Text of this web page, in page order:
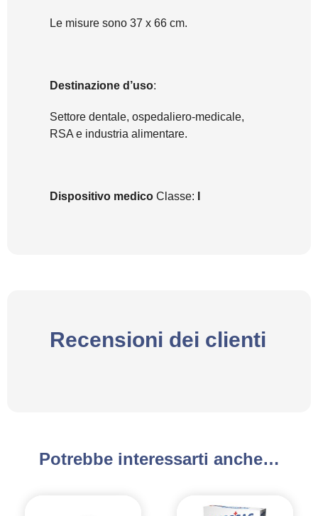
Le misure sono 37 x 66 cm.
Destinazione d’uso:
Settore dentale, ospedaliero-medicale,
RSA e industria alimentare.
Dispositivo medico Classe:
Recensioni dei clienti
Potrebbe interessarti anche…